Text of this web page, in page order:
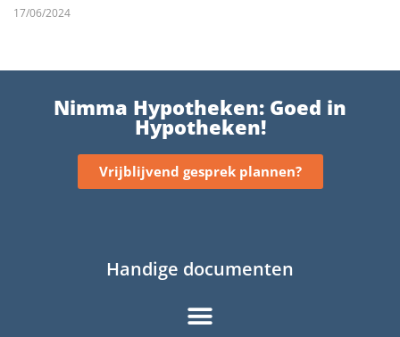
17/06/2024
Nimma Hypotheken: Goed in
Hypotheken!
Vrijblijvend gesprek plannen?
Handige documenten